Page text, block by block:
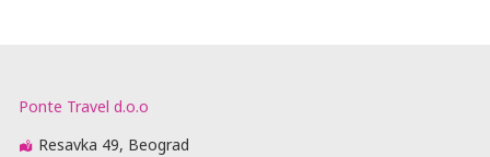
Ponte Travel d.o.o
Resavka 49, Beograd